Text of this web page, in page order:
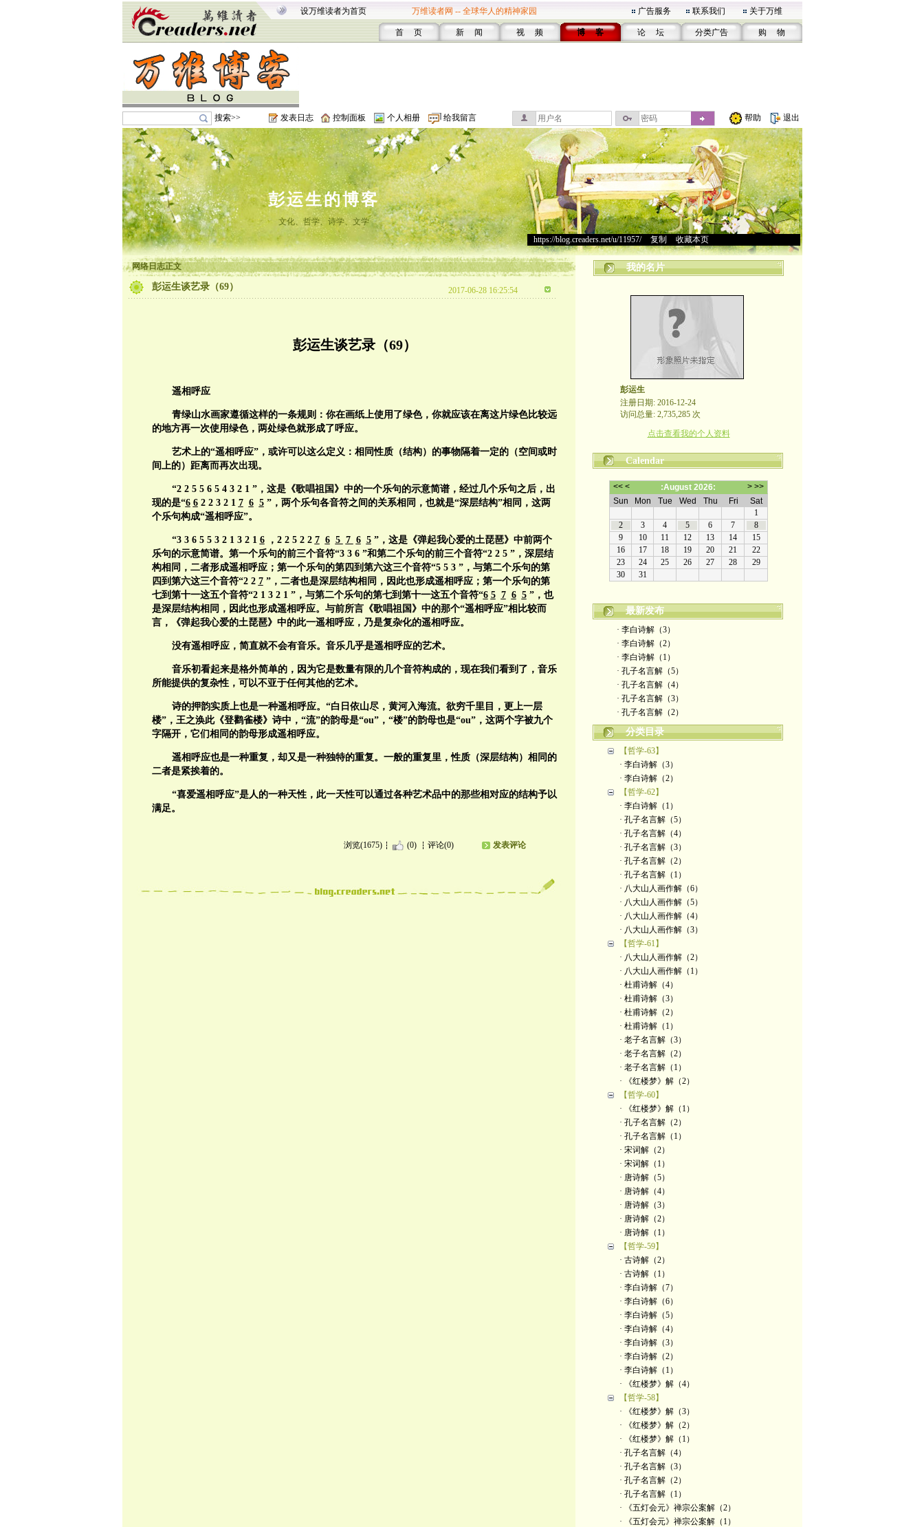
设万维读者为首页 万维读者网 -- 全球华人的精神家园 广告服务 联系我们 关于万维
首 页 新 闻 视 频 博 客 论 坛 分类广告 购 物
搜索>> 发表日志 控制面板 个人相册 给我留言 帮助 退出
彭运生的博客
文化、哲学、诗学、文学
https://blog.creaders.net/u/11957/> 复制 收藏本页
网络日志正文
彭运生谈艺录（69） 2017-06-28 16:25:54
彭运生谈艺录（69）
遥相呼应
青绿山水画家遵循这样的一条规则：你在画纸上使用了绿色，你就应该在离这片绿色比较远
的地方再一次使用绿色，两处绿色就形成了呼应。
艺术上的“遥相呼应”，或许可以这么定义：相同性质（结构）的事物隔着一定的（空间或时
间上的）距离而再次出现。
“2 2 5 5 6 5 4 3 2 1 ”，这是《歌唱祖国》中的一个乐句的示意简谱，经过几个乐句之后，出
现的是“6 62 2 3 2 1 7 6 5”，两个乐句各音符之间的关系相同，也就是“深层结构”相同，这两
个乐句构成“遥相呼应”。
“3 3 6 5 5 3 2 1 3 2 1 6，2 2 5 2 2 7 6 5 7 6 5”，这是《弹起我心爱的土琵琶》中前两个
乐句的示意简谱。第一个乐句的前三个音符“3 3 6 ”和第二个乐句的前三个音符“2 2 5 ”，深层结
构相同，二者形成遥相呼应；第一个乐句的第四到第六这三个音符“5 5 3 ”，与第二个乐句的第
四到第六这三个音符“2 2 7”，二者也是深层结构相同，因此也形成遥相呼应；第一个乐句的第
七到第十一这五个音符“2 1 3 2 1 ”，与第二个乐句的第七到第十一这五个音符“6 5 7 6 5”，也
是深层结构相同，因此也形成遥相呼应。与前所言《歌唱祖国》中的那个“遥相呼应”相比较而
言，《弹起我心爱的土琵琶》中的此一遥相呼应，乃是复杂化的遥相呼应。
没有遥相呼应，简直就不会有音乐。音乐几乎是遥相呼应的艺术。
音乐初看起来是格外简单的，因为它是数量有限的几个音符构成的，现在我们看到了，音乐
所能提供的复杂性，可以不亚于任何其他的艺术。
诗的押韵实质上也是一种遥相呼应。“白日依山尽，黄河入海流。欲穷千里目，更上一层
楼”，王之涣此《登鹳雀楼》诗中，“流”的韵母是“ou”，“楼”的韵母也是“ou”，这两个字被九个
字隔开，它们相同的韵母形成遥相呼应。
遥相呼应也是一种重复，却又是一种独特的重复。一般的重复里，性质（深层结构）相同的
二者是紧挨着的。
“喜爱遥相呼应”是人的一种天性，此一天性可以通过各种艺术品中的那些相对应的结构予以
满足。
浏览(1675) (0) 评论(0) 发表评论
我的名片
彭运生
注册日期: 2016-12-24
访问总量: 2,735,285 次
点击查看我的个人资料
Calendar
最新发布
· 李白诗解（3）
· 李白诗解（2）
· 李白诗解（1）
· 孔子名言解（5）
· 孔子名言解（4）
· 孔子名言解（3）
· 孔子名言解（2）
分类目录
【哲学-63】
· 李白诗解（3）
· 李白诗解（2）
【哲学-62】
· 李白诗解（1）
· 孔子名言解（5）
· 孔子名言解（4）
· 孔子名言解（3）
· 孔子名言解（2）
· 孔子名言解（1）
· 八大山人画作解（6）
· 八大山人画作解（5）
· 八大山人画作解（4）
· 八大山人画作解（3）
【哲学-61】
· 八大山人画作解（2）
· 八大山人画作解（1）
· 杜甫诗解（4）
· 杜甫诗解（3）
· 杜甫诗解（2）
· 杜甫诗解（1）
· 老子名言解（3）
· 老子名言解（2）
· 老子名言解（1）
· 《红楼梦》解（2）
【哲学-60】
· 《红楼梦》解（1）
· 孔子名言解（2）
· 孔子名言解（1）
· 宋词解（2）
· 宋词解（1）
· 唐诗解（5）
· 唐诗解（4）
· 唐诗解（3）
· 唐诗解（2）
· 唐诗解（1）
【哲学-59】
· 古诗解（2）
· 古诗解（1）
· 李白诗解（7）
· 李白诗解（6）
· 李白诗解（5）
· 李白诗解（4）
· 李白诗解（3）
· 李白诗解（2）
· 李白诗解（1）
· 《红楼梦》解（4）
【哲学-58】
· 《红楼梦》解（3）
· 《红楼梦》解（2）
· 《红楼梦》解（1）
· 孔子名言解（4）
· 孔子名言解（3）
· 孔子名言解（2）
· 孔子名言解（1）
· 《五灯会元》禅宗公案解（2）
· 《五灯会元》禅宗公案解（1）